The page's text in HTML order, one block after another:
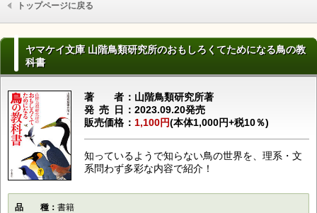
トップページに戻る
ヤマケイ文庫 山階鳥類研究所のおもしろくてためになる鳥の教
科書
著者山階鳥類研究所著
発売日 2023.09.20発売
販売価格
1,100円(本体1,000円+税10％)
知っているようで知らない鳥の世界を、理系・文
系問わず多彩な内容で紹介！
品種書籍